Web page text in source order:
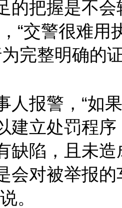
的把握是不
“交警很难用
为完整明确的
报警，“如果
建立处罚程
缺陷，且未
会对被举报
。